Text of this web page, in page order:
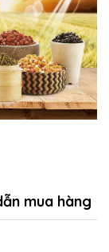
mua hàng